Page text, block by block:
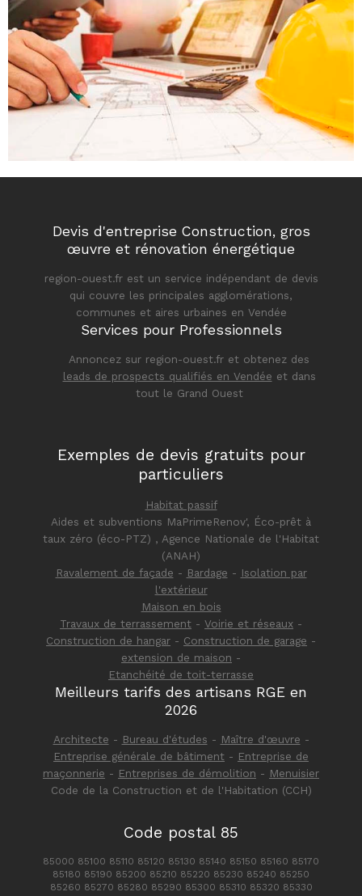
Devis d'entreprise Construction, gros
œuvre et rénovation énergétique
region-ouest.fr est un service indépendant de devis
qui couvre les principales agglomérations,
communes et aires urbaines en Vendée
Services pour Professionnels
Annoncez sur region-ouest.fr et obtenez des
leads de prospects qualifiés en Vendée et dans
tout le Grand Ouest
Exemples de devis gratuits pour
particuliers
Habitat passif
Aides et subventions MaPrimeRenov', Éco-prêt à
taux zéro (éco-PTZ) , Agence Nationale de l'Habitat
(ANAH)
Ravalement de façade - Bardage - Isolation par
l'extérieur
Maison en bois
Travaux de terrassement - Voirie et réseaux -
Construction de hangar - Construction de garage -
extension de maison -
Etanchéité de toit-terrasse
Meilleurs tarifs des artisans RGE en
2026
Architecte - Bureau d'études - Maître d'œuvre -
Entreprise générale de bâtiment - Entreprise de
maçonnerie - Entreprises de démolition - Menuisier
Code de la Construction et de l'Habitation (CCH)
Code postal 85
85000 85100 85110 85120 85130 85140 85150 85160 85170
85180 85190 85200 85210 85220 85230 85240 85250
85260 85270 85280 85290 85300 85310 85320 85330